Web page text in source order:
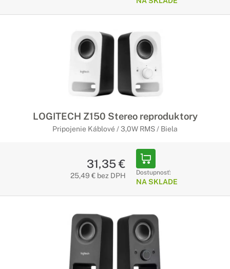
LOGITECH Z150 Stereo reproduktory
Pripojenie Káblové / 3,0W RMS / Biela
31,35 €
25,49 € bez DPH Dostupnosť:
NA SKLADE